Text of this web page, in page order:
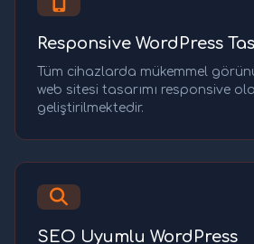
Responsive WordPress
Tüm cihazlarda mükemmel
web sitesi tasarımı responsive
geliştirilmektedir.
SEO Uyumlu WordPress